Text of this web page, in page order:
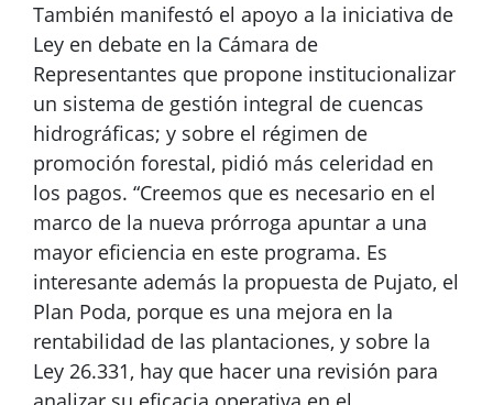
También manifestó el apoyo a la iniciativa de
Ley en debate en la Cámara de
Representantes que propone institucionalizar
un sistema de gestión integral de cuencas
hidrográficas; y sobre el régimen de
promoción forestal, pidió más celeridad en
los pagos. “Creemos que es necesario en el
marco de la nueva prórroga apuntar a una
mayor eficiencia en este programa. Es
interesante además la propuesta de Pujato, el
Plan Poda, porque es una mejora en la
rentabilidad de las plantaciones, y sobre la
Ley 26.331, hay que hacer una revisión para